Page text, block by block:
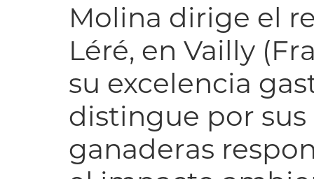
Molina dirige el
Léré, en Vailly
su excelencia
distingue por
ganaderas